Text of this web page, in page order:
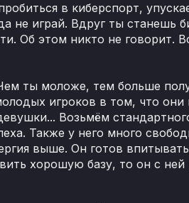
в киберспорт,
не играй. Вдруг ты станешь
Об этом никто не говорит.
ты моложе, тем больше
игроков в том, что
Возьмём
Также у него много
выше. Он готов
хорошую базу, то он с